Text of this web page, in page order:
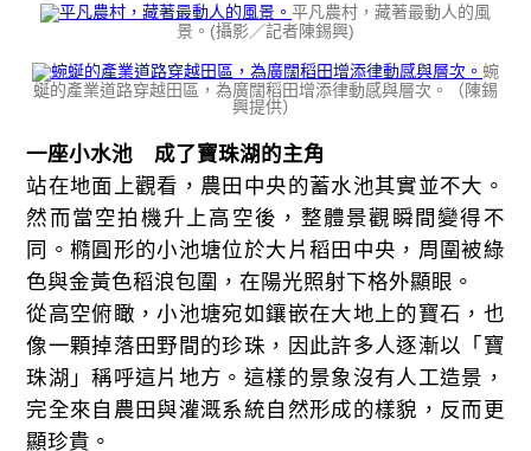
平凡農村，藏著最動人的風
景。(攝影／記者陳錫興)
蜿
蜒的產業道路穿越田區，為廣闊稻田增添律動感與層次。（陳錫
興提供）
一座小水池 成了寶珠湖的主角
站在地面上觀看，農田中央的蓄水池其實並不大。
然而當空拍機升上高空後，整體景觀瞬間變得不
同。橢圓形的小池塘位於大片稻田中央，周圍被綠
色與金黃色稻浪包圍，在陽光照射下格外顯眼。
從高空俯瞰，小池塘宛如鑲嵌在大地上的寶石，也
像一顆掉落田野間的珍珠，因此許多人逐漸以「寶
珠湖」稱呼這片地方。這樣的景象沒有人工造景，
完全來自農田與灌溉系統自然形成的樣貌，反而更
顯珍貴。